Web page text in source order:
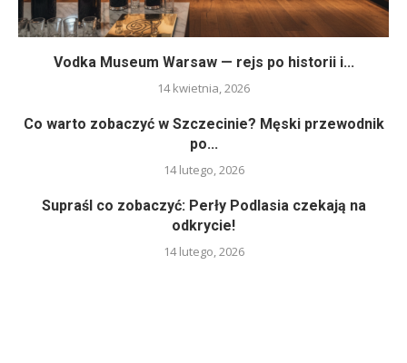
Vodka Museum Warsaw — rejs po historii i...
14 kwietnia, 2026
Co warto zobaczyć w Szczecinie? Męski przewodnik
po...
14 lutego, 2026
Supraśl co zobaczyć: Perły Podlasia czekają na
odkrycie!
14 lutego, 2026